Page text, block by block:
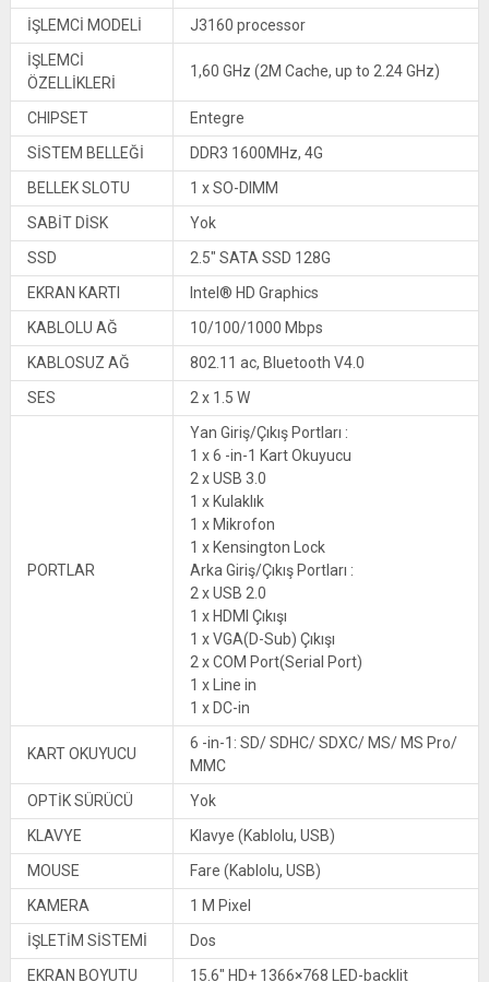
İŞLEMCİ MODELİ
J3160 processor
İŞLEMCİ
ÖZELLİKLERİ
1,60 GHz (2M Cache, up to 2.24 GHz)
CHIPSET
Entegre
SİSTEM BELLEĞİ
DDR3 1600MHz, 4G
BELLEK SLOTU
1 x SO-DIMM
SABİT DİSK
Yok
SSD
2.5″ SATA SSD 128G
EKRAN KARTI
Intel® HD Graphics
KABLOLU AĞ
10/100/1000 Mbps
KABLOSUZ AĞ
802.11 ac, Bluetooth V4.0
SES
2 x 1.5 W
PORTLAR
Yan Giriş/Çıkış Portları :
1 x 6 -in-1 Kart Okuyucu
2 x USB 3.0
1 x Kulaklık
1 x Mikrofon
1 x Kensington Lock
Arka Giriş/Çıkış Portları :
2 x USB 2.0
1 x HDMI Çıkışı
1 x VGA(D-Sub) Çıkışı
2 x COM Port(Serial Port)
1 x Line in
1 x DC-in
KART OKUYUCU
6 -in-1: SD/ SDHC/ SDXC/ MS/ MS Pro/
MMC
OPTİK SÜRÜCÜ
Yok
KLAVYE
Klavye (Kablolu, USB)
MOUSE
Fare (Kablolu, USB)
KAMERA
1 M Pixel
İŞLETİM SİSTEMİ
Dos
EKRAN BOYUTU
15.6″ HD+ 1366×768 LED-backlit